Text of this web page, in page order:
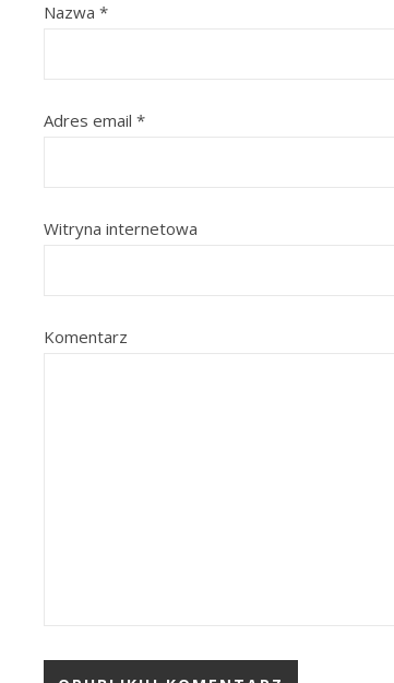
Nazwa *
Adres email *
Witryna internetowa
Komentarz